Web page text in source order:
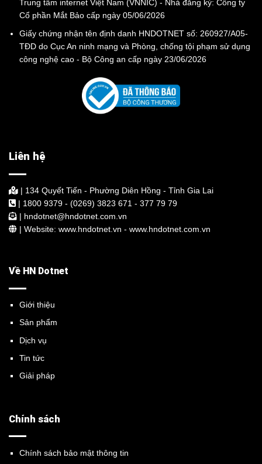
Trung tâm internet Việt Nam (VNNIC) - Nhà đăng ký: Công ty
Cổ phần Mắt Bảo cấp ngày 05/06/2026
Giấy chứng nhận tên định danh HNDOTNET số: 260927/A05-
TĐD do Cục An ninh mạng và Phòng, chống tội phạm sử dụng
công nghệ cao - Bộ Công an cấp ngày 23/06/2026
Liên hệ
| 134 Quyết Tiến - Phường Diên Hồng - Tỉnh Gia Lai
| 1800 9379 - (0269) 3823 671 - 377 79 79
| hndotnet@hndotnet.com.vn
| Website: www.hndotnet.vn - www.hndotnet.com.vn
Về HN Dotnet
Giới thiệu
Sản phẩm
Dịch vụ
Tin tức
Giải pháp
Chính sách
Chính sách bảo mật thông tin